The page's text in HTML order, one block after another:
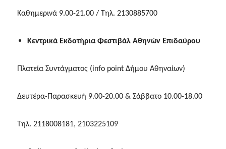
Καθημερινά 9.00-21.00 / Τηλ. 2130885700
Κεντρικά Εκδοτήρια Φεστιβάλ Αθηνών Επιδαύρου
Πλατεία Συντάγματος (info pointΔήμου Αθηναίων)
Δευτέρα-Παρασκευή 9.00-20.00 & Σάββατο 10.00-18.00
Τηλ. 2118008181, 2103225109